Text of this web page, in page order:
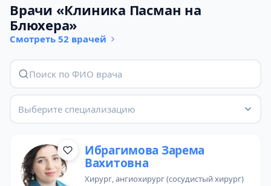
Врачи «Клиника Пасман на
Блюхера»
Смотреть 52 врачей
Выберите специализацию
Ибрагимова Зарема
Вахитовна
хирург,ангиохирург (сосудистый хирург)